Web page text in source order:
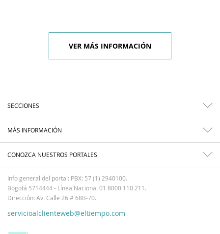
VER MÁS INFORMACIÓN
SECCIONES
MÁS INFORMACIÓN
CONOZCA NUESTROS PORTALES
Info general del portal: PBX: 57 (1) 2940100.
Bogotá 5714444 - Línea Nacional 01 8000 110 211.
Dirección: Av. Calle 26 # 68B-70.
servicioalclienteweb@eltiempo.com